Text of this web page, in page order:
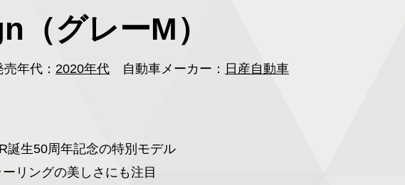
グレーM）
年代： 2020年代 自動車メーカー： 日産自動車
誕生50周年記念の特別モデル
リングの美しさにも注目